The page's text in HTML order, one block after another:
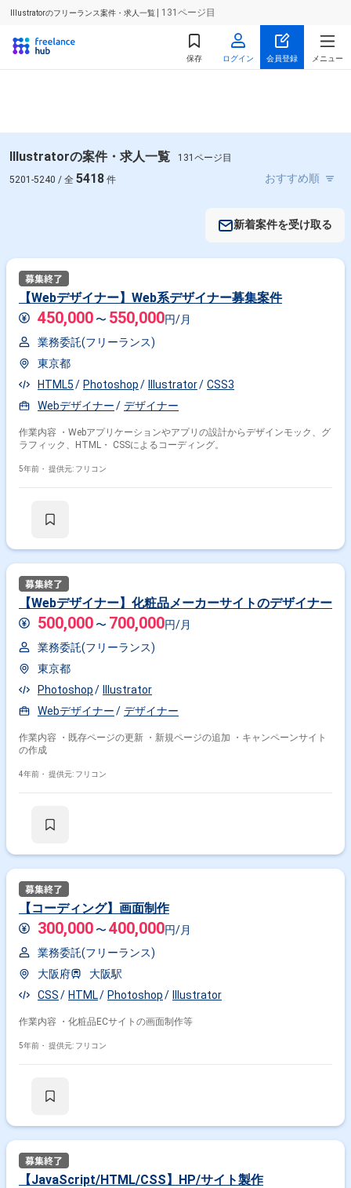
Illustratorのフリーランス案件・求人一覧 | 131ページ目
保存 ログイン 会員登録 メニュー
Illustratorの案件・求人一覧
131ページ目
5201-5240 / 全 5418 件
新着案件を受け取る
【Webデザイナー】Web系デザイナー募集案件
450,000 〜 550,000円/月
業務委託(フリーランス)
東京都
HTML5
Photoshop Illustrator
CSS3
Webデザイナー
デザイナー
作業内容 ・Webアプリケーションやアプリの設計からデザインモック、グ
ラフィック、HTML・ CSSによるコーディング。
5年前・ 提供元: フリコン
【Webデザイナー】化粧品メーカーサイトのデザイナー
500,000 〜 700,000円/月
業務委託(フリーランス)
東京都
Photoshop
Illustrator
Webデザイナー
デザイナー
作業内容 ・既存ページの更新 ・新規ページの追加 ・キャンペーンサイト
の作成
4年前・ 提供元: フリコン
【コーディング】画面制作
300,000 〜 400,000円/月
業務委託(フリーランス)
大阪府
大阪駅
CSS
HTML Photoshop Illustrator
作業内容 ・化粧品ECサイトの画面制作等
5年前・ 提供元: フリコン
【JavaScript/HTML/CSS】HP/サイト製作